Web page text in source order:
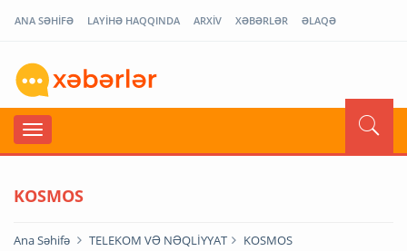
ANA SƏHİFƏ LAYİHƏ HAQQINDA ARXİV XƏBƏRLƏR ƏLAQƏ
KOSMOS
Ana Səhifə TELEKOM VƏ NƏQLİYYAT KOSMOS